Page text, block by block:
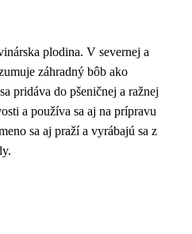
plodina. V severnej a
záhradný bôb ako
pridáva do pšeničnej a ražnej
a používa sa aj na prípravu
sa aj praží a vyrábajú sa z